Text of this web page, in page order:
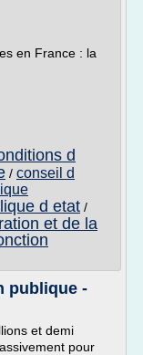
en France : la
d
/ conseil d
d etat /
et de la
publique -
et demi
pour